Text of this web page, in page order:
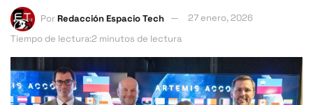
PorRedacción Espacio Tech
27 enero, 2026
Tiempo de lectura:2 minutos de lectura